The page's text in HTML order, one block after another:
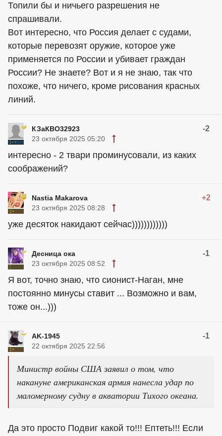
Топили бы и ничьего разрешения не
спрашивали.
Вот интересно, что Россия делает с судами,
которые перевозят оружие, которое уже
применяется по России и убивает граждан
России? Не знаете? Вот и я не знаю, так что
похоже, что ничего, кроме рисования красных
линий.
КЗаКВО32923 -2
23 октября 2025 05:20
интересно - 2 твари проминусовали, из каких
соображений?
Nastia Makarova +2
23 октября 2025 08:28
уже десяток накидают сейчас))))))))))))
Десница ока -1
23 октября 2025 08:52
Я вот, точно знаю, что сионист-Наган, мне
постоянно минусы ставит ... Возможно и вам,
тоже он...)))
AK-1945 -1
22 октября 2025 22:56
Министр войны США заявил о том, что
накануне американская армия нанесла удар по
маломерному судну в акватории Тихого океана.
Да это просто Подвиг какой то!!! Ептеть!!! Если